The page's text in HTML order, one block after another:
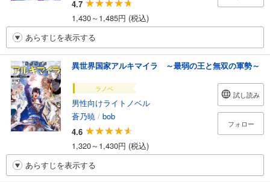
4.7
1,430～1,485円 (税込)
あらすじを表示する
異世界国家アルキマイラ ～最弱の王と無双の軍勢～
ラノベ
男性向けライトノベル
蒼乃暁 / bob
4.6
1,320～1,430円 (税込)
試し読み
フォロー
あらすじを表示する